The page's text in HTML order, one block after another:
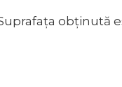
obținută